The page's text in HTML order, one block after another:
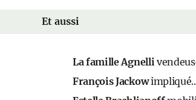
Et aussi
La famille Agnelli
François Jackow